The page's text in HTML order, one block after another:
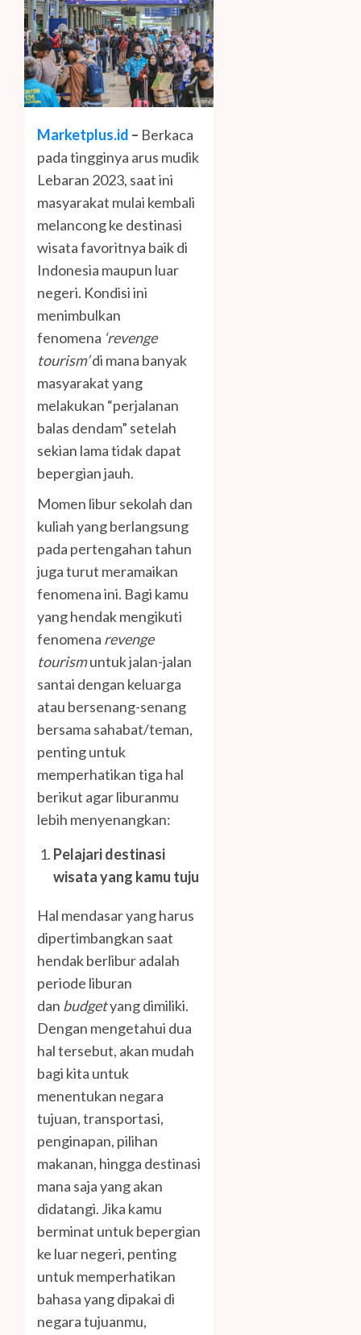
Marketplus.id – Berkaca
pada tingginya arus mudik
Lebaran 2023, saat ini
masyarakat mulai kembali
melancong ke destinasi
wisata favoritnya baik di
Indonesia maupun luar
negeri. Kondisi ini
menimbulkan
fenomena ‘revenge
tourism’di mana banyak
masyarakat yang
melakukan “perjalanan
balas dendam” setelah
sekian lama tidak dapat
bepergian jauh.
Momen libur sekolah dan
kuliah yang berlangsung
pada pertengahan tahun
juga turut meramaikan
fenomena ini. Bagi kamu
yang hendak mengikuti
fenomena revenge
tourismuntuk jalan-jalan
santai dengan keluarga
atau bersenang-senang
bersama sahabat/teman,
penting untuk
memperhatikan tiga hal
berikut agar liburanmu
lebih menyenangkan:
Pelajari destinasi
wisata yang kamu tuju
Hal mendasar yang harus
dipertimbangkan saat
hendak berlibur adalah
periode liburan
dan budgetyang dimiliki.
Dengan mengetahui dua
hal tersebut, akan mudah
bagi kita untuk
menentukan negara
tujuan, transportasi,
penginapan, pilihan
makanan, hingga destinasi
mana saja yang akan
didatangi. Jika kamu
berminat untuk bepergian
ke luar negeri, penting
untuk memperhatikan
bahasa yang dipakai di
negara tujuanmu,